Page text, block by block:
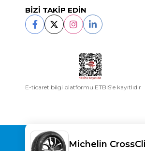
BİZİ TAKİP EDİN
E-ticaret bilgi platformu ETBIS’e kayıtlıdır
Copyright© 2025 LASTİKAL All rights
Michelin